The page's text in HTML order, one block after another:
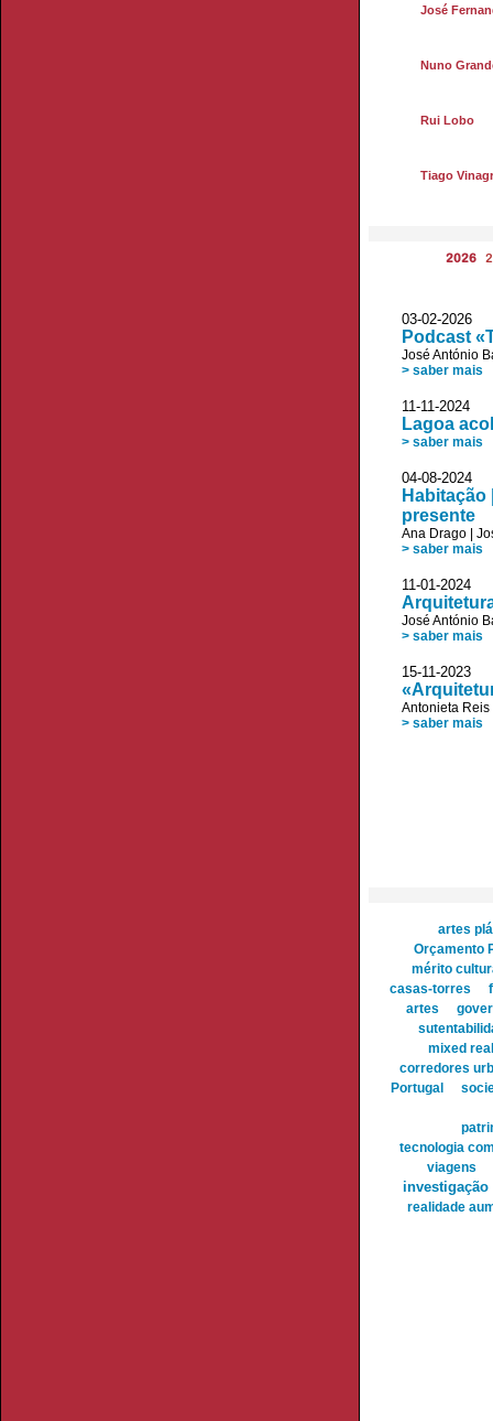
José
Nuno
Rui Lobo
Tiago
2026
03-02-
Podcast
José António
> saber mais
11-11-2024
Lagoa
> saber mais
04-08-
presente
Ana Drago
> saber mais
11-01-2024
José António
> saber mais
15-11-2023
Antonieta Reis
> saber mais
artes
Orçamento
mérito
casas-torres
artes
mixed
corredores
Portugal
tecnologia
viagens
investigação
realidade